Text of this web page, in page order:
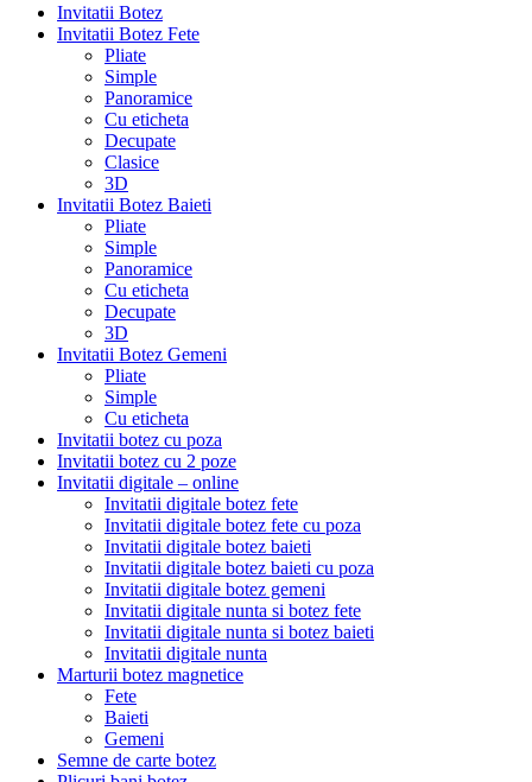
Invitatii Botez
Invitatii Botez Fete
Pliate
Simple
Panoramice
Cu eticheta
Decupate
Clasice
3D
Invitatii Botez Baieti
Pliate
Simple
Panoramice
Cu eticheta
Decupate
3D
Invitatii Botez Gemeni
Pliate
Simple
Cu eticheta
Invitatii botez cu poza
Invitatii botez cu 2 poze
Invitatii digitale – online
Invitatii digitale botez fete
Invitatii digitale botez fete cu poza
Invitatii digitale botez baieti
Invitatii digitale botez baieti cu poza
Invitatii digitale botez gemeni
Invitatii digitale nunta si botez fete
Invitatii digitale nunta si botez baieti
Invitatii digitale nunta
Marturii botez magnetice
Fete
Baieti
Gemeni
Semne de carte botez